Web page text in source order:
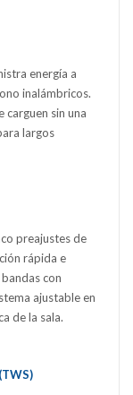
energía a
inalámbricos.
sin una
largos
preajustes de
rápida e
con
ajustable en
de la sala.